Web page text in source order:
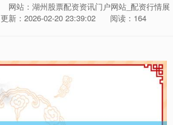
网站：湖州股票配资资讯门户网站_配资行情展
更新：2026-02-20 23:39:02 阅读：164